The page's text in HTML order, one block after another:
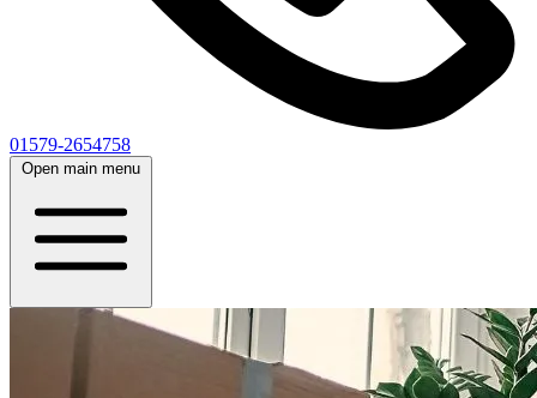
01579-2654758
Open main menu